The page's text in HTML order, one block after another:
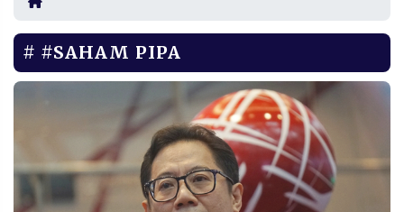
RUBRIKASI
EDITORIAL AKSARA
PERSONA
NASIONAL
MANCA SPORT
#SAHAM PIPA